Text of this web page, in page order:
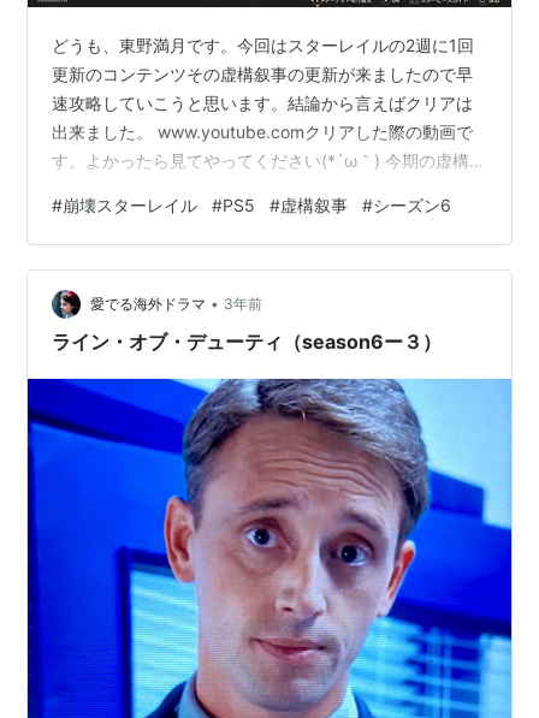
どうも、東野満月です。今回はスターレイルの2週に1回
更新のコンテンツその虚構叙事の更新が来ましたので早
速攻略していこうと思います。結論から言えばクリアは
出来ました。 www.youtube.comクリアした際の動画で
す。よかったら見てやってください(*´ω｀) 今期の虚構叙
伸びる形でして持続ダメと言えばカフカ、ブラックスワ
ン等、虚構叙事と言えば雑魚ラッシュなんで姫子やヘル
タ等運命的には虚無と知恵をメインに戦っていきます。
前半は姫子とアルジェンティの知恵編成 バフは正直なん
でもいいやって思ってます。というのも持続ダメで見る
#崩壊スターレイル #PS5 #虚構叙事 #シーズン6
愛でる海外ドラマ • 3年前
ライン・オブ・デューティ（season6ー３）